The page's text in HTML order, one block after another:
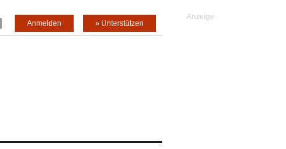
» Unterstützen
Anmelden